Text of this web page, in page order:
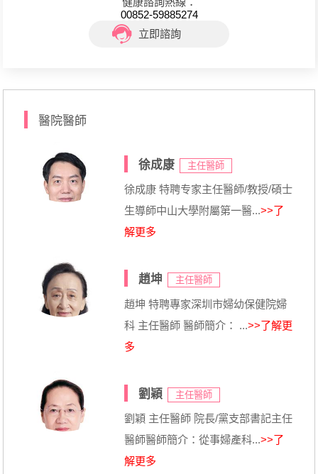
00852-59885274
立即諮詢
醫院醫師
徐成康 主任醫師
徐成康 特聘专家主任醫師/教授/碩士
生導師中山大學附屬第一醫...>>了
解更多
趙坤 主任醫師
趙坤 特聘專家深圳市婦幼保健院婦
科 主任醫師 醫師簡介： ...>>了解更
多
劉穎 主任醫師
劉穎 主任醫師 院長/黨支部書記主任
醫師醫師簡介：從事婦產科...>>了
解更多